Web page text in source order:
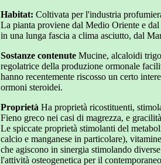
Habitat: Coltivata per l'industria
La pianta proviene dal Medio Oriente e
in una lunga fascia a clima asciutto, dal
Sostanze contenute Mucine, alcaloidi
regolatrice della produzione ormonale
hanno recentemente riscosso un certo
ormoni steroidei.
Proprietà Ha proprietà ricostituenti,
Fieno greco nei casi di magrezza, e gracilità
Le spiccate proprietà stimolanti del
calcio e manganese in particolare),
che agiscono in sinergia stimolando
l'attività osteogenetica per il